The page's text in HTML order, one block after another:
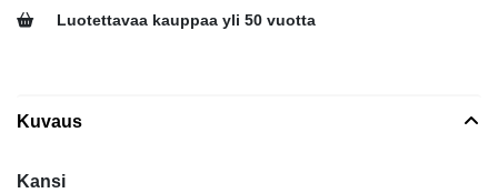
Luotettavaa kauppaa yli 50 vuotta
Kuvaus
Kansi